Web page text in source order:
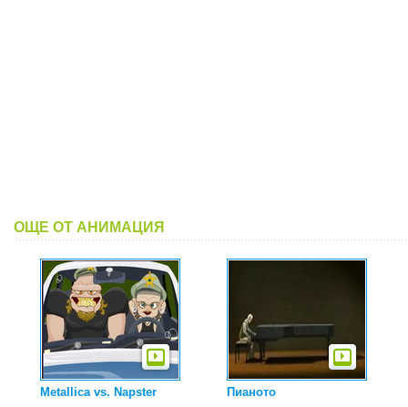
ОЩЕ ОТ АНИМАЦИЯ
Metallica vs. Napster Пианото